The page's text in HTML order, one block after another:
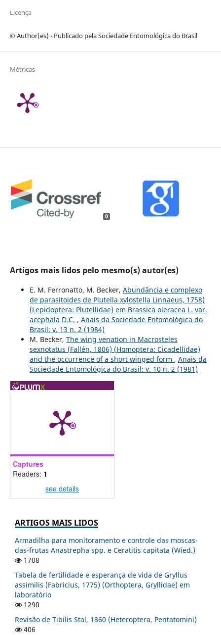
Licença
© Author(es) - Publicado pela Sociedade Entomológica do Brasil
Métricas
0
Artigos mais lidos pelo mesmo(s) autor(es)
E. M. Ferronatto, M. Becker, Abundância e complexo
de parasitoides de Plutella xylostella Linnaeus, 1758)
(Lepidoptera: Plutellidae) em Brassica oleracea L. var.
acephala D.C. , Anais da Sociedade Entomológica do
Brasil: v. 13 n. 2 (1984)
M. Becker, The wing venation in Macrosteles
sexnotatus (Fallén, 1806) (Homoptera: Cicadellidae)
and the occurrence of a short winged form , Anais da
Sociedade Entomológica do Brasil: v. 10 n. 2 (1981)
Captures
Readers: 1
see details
ARTIGOS MAIS LIDOS
Armadilha para monitoramento e controle das moscas-
das-frutas Anastrepha spp. e Ceratitis capitata (Wied.)
1708
Tabela de fertilidade e esperança de vida de Gryllus
assimilis (Fabricius, 1775) (Orthoptera, Gryllidae) em
laboratório
1290
Revisão de Tibilis Stal, 1860 (Heteroptera, Pentatomini)
406